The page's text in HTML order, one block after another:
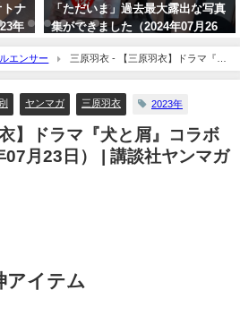
写真
26
よ
日） | 4K UPSCALING CLUBさん
より
エンサー
三原羽衣 - 【三原羽衣】ドラマ『犬
月23日） | 講談社ヤンマガchさんより
ヤンマガ 三原羽衣 2023年
】ドラマ『犬と屑』コラボ
月23日） | 講談社ヤンマガ
アイテム